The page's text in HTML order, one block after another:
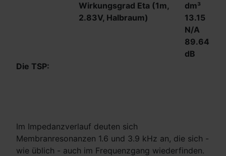
Wirkungsgrad Eta (1m,
2.83V, Halbraum)
dm³
13.15
N/A
89.64
dB
Die TSP:
Im Impedanzverlauf deuten sich
Membranresonanzen 1.6 und 3.9 kHz an, die sich -
wie üblich - auch im Frequenzgang wiederfinden.